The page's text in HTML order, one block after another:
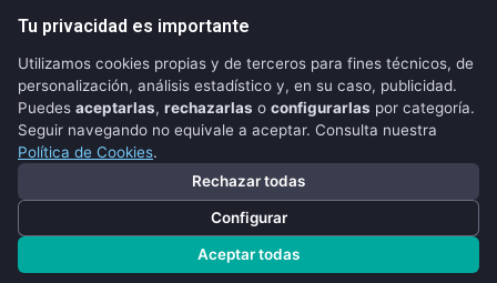
Síguenos:
FACEBOOK
TWITTER
Copyright © 2026 - CRIPTONEWS
Tu privacidad es importante
Utilizamos cookies propias y de terceros para fines técnicos, de
personalización, análisis estadístico y, en su caso, publicidad.
Puedes aceptarlas, rechazarlas o configurarlas por categoría.
Seguir navegando no equivale a aceptar. Consulta nuestra
Política de Cookies.
Rechazar todas
Configurar
Aceptar todas